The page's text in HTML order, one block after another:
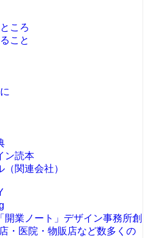
ころ
こと
ン読本
関連会社）
業ノート」 デザイン事務所創
・医院・物販店など数多くの